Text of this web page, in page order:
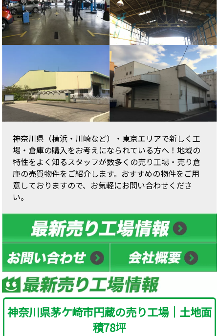
神奈川県（横浜・川崎など）・東京エリアで新しく工
場・倉庫の購入をお考えになられている方へ！地域の
特性をよく知るスタッフが数多くの売り工場・売り倉
庫の売買物件をご紹介します。おすすめの物件をご用
意しておりますので、お気軽にお問い合わせくださ
い。
神奈川県茅ケ崎市円蔵の売り工場｜土地面
積78坪